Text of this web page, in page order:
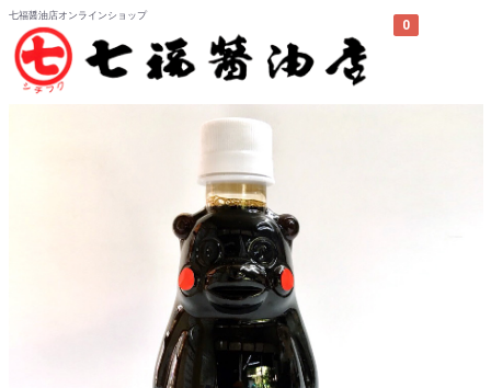
七福醤油店オンラインショップ
0